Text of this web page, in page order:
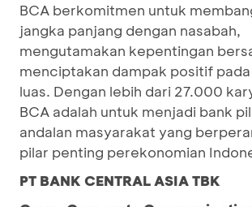
BCA berkomitmen untuk
jangka panjang dengan nasabah,
mengutamakan kepentingan
menciptakan dampak positif
luas. Dengan lebih dari 27.000
BCA adalah untuk menjadi bank
andalan masyarakat yang
pilar penting perekonomian
PT BANK CENTRAL ASIA TBK